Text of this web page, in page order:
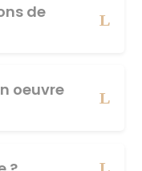
de
oeuvre